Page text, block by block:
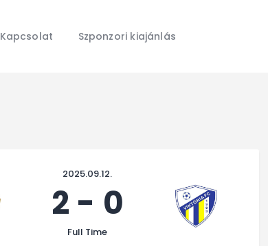
Kapcsolat Szponzori kiajánlás
2025.09.12.
2 - 0
Full Time